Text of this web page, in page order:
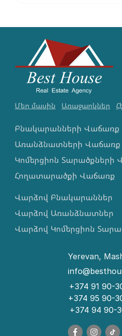
Մեր մասին Առաջարկներ
Բնակարանների Վաճառք
Առանձնատների Վաճառք
Կոմերցիոն Տարածքների
Հողատարածքի Վաճառք
Վարձով Բնակարաններ
Վարձով Առանձնատներ
Վարձով Կոմերցիոն
Yerevan,
+374 91 90-
+374 95 90-
+374 94 90-